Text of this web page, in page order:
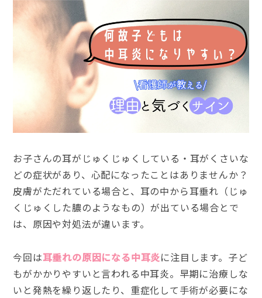
お子さんの耳がじゅくじゅくしている・耳がくさいな
どの症状があり、心配になったことはありませんか？
皮膚がただれている場合と、耳の中から耳垂れ（じゅ
くじゅくした膿のようなもの）が出ている場合とで
は、原因や対処法が違います。
今回は耳垂れの原因になる中耳炎に注目します。子ど
もがかかりやすいと言われる中耳炎。早期に治療しな
いと発熱を繰り返したり、重症化して手術が必要にな